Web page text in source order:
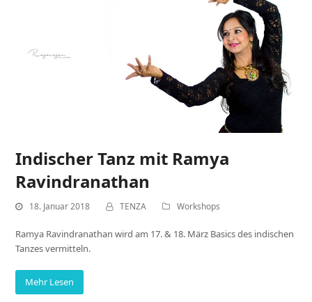
Indischer Tanz mit Ramya
Ravindranathan
18. Januar 2018 TENZA Workshops
Ramya Ravindranathan wird am 17. & 18. März Basics des indischen
Tanzes vermitteln.
Mehr Lesen